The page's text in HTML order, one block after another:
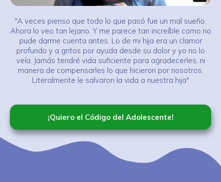
"A veces pienso que todo lo que pasó fue un mal sueño.
Ahora lo veo tan lejano. Y me parece tan increíble como no
pude darme cuenta antes. Lo de mi hija era un clamor
profundo y a gritos por ayuda desde su dolor y yo no lo
veía. Jamás tendré vida suficiente para agradecerles, ni
manera de compensarles lo que hicieron por nosotros.
Literalmente le salvaron la vida a nuestra hija"
¡Quiero el Código del Adolescente!